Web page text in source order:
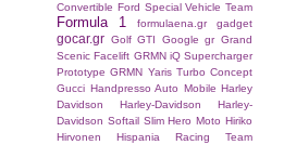
Convertible Ford Special Vehicle Team
Formula 1 formulaena.gr gadget
gocar.gr Golf GTI Google gr Grand
Scenic Facelift GRMN iQ Supercharger
Prototype GRMN Yaris Turbo Concept
Gucci Handpresso Auto Mobile Harley
Davidson
Harley-Davidson
Harley-
Davidson Softail Slim Hero Moto Hiriko
Hirvonen
Hispania Racing Team